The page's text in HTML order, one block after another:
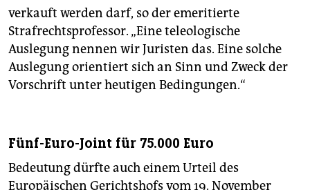
verkauft werden darf, so der emeritierte
Strafrechtsprofessor. „Eine teleologische
Auslegung nennen wir Juristen das. Eine solche
Auslegung orientiert sich an Sinn und Zweck der
Vorschrift unter heutigen Bedingungen.“
Fünf-Euro-Joint für 75.000 Euro
Bedeutung dürfte auch einem Urteil des
Europäischen Gerichtshofs vom 19. November